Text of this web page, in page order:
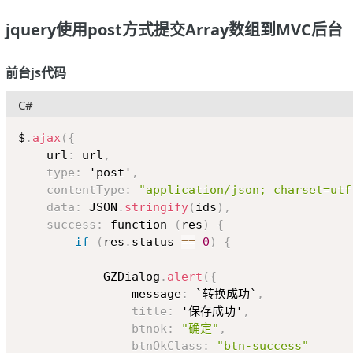
jquery使用post方式提交Array数组到MVC后台
前台js代码
C#
$ . ajax( {
	url
: url ,
type : 'post' ,
contentType : "application/json;
data : JSON . stringify( ids ) ,
success : function ( res )
{
if
( res . status == 0 ) {
			GZDialog
. alert ( {
				message
: `转换成功` ,
title : '保存成功' ,
btnok: "确定" ,
btnOkClass :
"btn-success"